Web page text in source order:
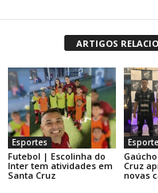
ARTIGOS
Esportes
Futebol | Escolinha do
Inter tem atividades em
Santa Cruz
Cruz
novas